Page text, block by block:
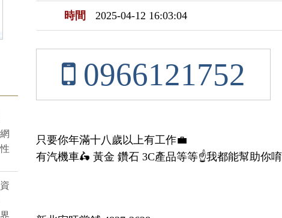
時間 2025-04-12 16:03:04
0966121752
只要你年滿十八歲以上有工作💼
有汽機車🛵 黃金 鑽石 3C產品等等☝️我都能幫助你